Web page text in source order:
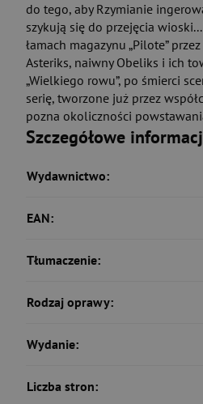
do tego, aby Rzymianie
szykują się do przejęcia
łamach magazynu „Pilote”
Asteriks, naiwny Obeliks i ich
„Wielkiego rowu”, po śmierci
serię, tworzone już przez
pozna okoliczności
Szczegółowe
Wydawnictwo:
EAN:
Tłumaczenie:
Rodzaj oprawy:
Wydanie:
Liczba stron: